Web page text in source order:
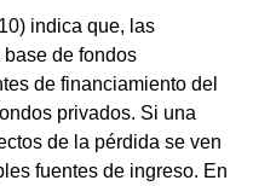
indica que, las
de fondos
de financiamiento del
privados. Si una
de la pérdida se ven
fuentes de ingreso. En